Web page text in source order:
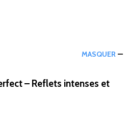
MASQUER
– Reflets intenses et